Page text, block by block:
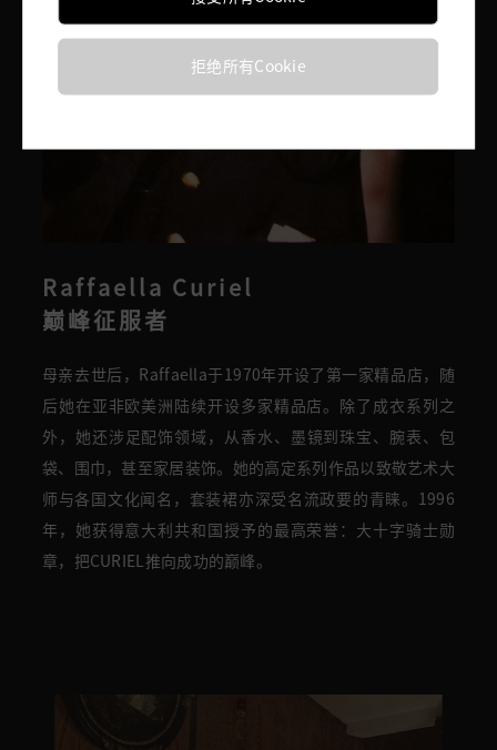
Raffaella Curiel
巅峰征服者
母亲去世后， Raffaella于1970年开设了第一家精品店，随
后 她在亚非欧美洲 陆续开设多家精品店 。除了 成衣系列 之
外 ， 她还涉足配饰领域，从 香水、墨镜到珠宝、腕表、包
袋、围巾，甚至家居装饰。她的高定系列作品以致敬艺术大
师与各国文化闻名，套装裙亦 深受名流政要的青睐 。1996
年，她获得意大利共和国授予的最高荣誉：大十字骑士勋
章，把CURIEL 推向成功的巅峰。
拒绝所有Cookie